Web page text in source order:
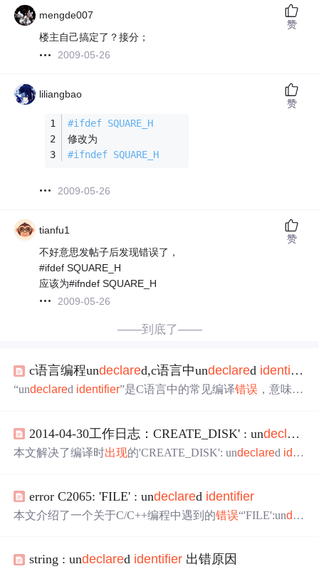
mengde007
楼主自己搞定了？接分；
2009-05-26
赞
liliangbao
#ifdef SQUARE_H
修改为
#ifndef SQUARE_H
2009-05-26
赞
tianfu1
不好意思发帖子后发现错误了，
#ifdef SQUARE_H
应该为#ifndef SQUARE_H
2009-05-26
赞
——到底了——
c语言编程undeclared,c语言中undeclared identifier
“undeclared identifier”是C语言中的常见编译错误 ，意味着
成。解决方法包括确保所有使用的函数和变量都有正确的
声明，并在调用库函数时包含相应的头文件。在编程时，
2014-04-30工作日志：CREATE_DISK' : undeclare
本文解决了编译时出现的'CREATE_DISK': undeclared ide
h头文件。
error C2065: 'FILE' : undeclared identifier
本文介绍了一个关于C/C++编程中遇到的错误“'FILE':undec
头文件的 包含顺序解决了此问题。
string : undeclared identifier 出错原因